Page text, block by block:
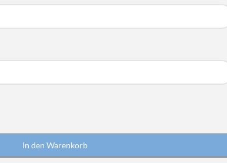
14 15
DO FR SA SO
30 31 1 2
In den Warenkorb